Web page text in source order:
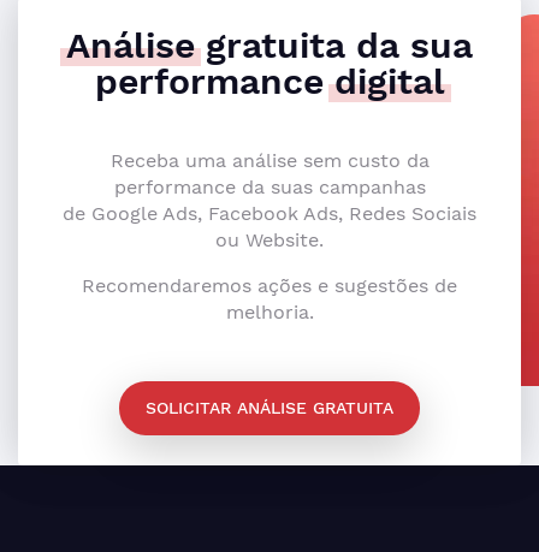
Análisegratuita da sua
performancedigital
Receba uma análise sem custo da
performance da suas campanhas
de Google Ads, Facebook Ads, Redes Sociais
ou Website.
Recomendaremos ações e sugestões de
melhoria.
SOLICITAR ANÁLISE GRATUITA